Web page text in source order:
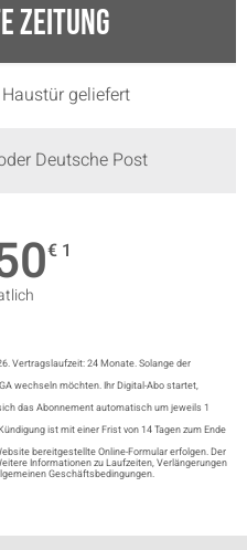
Zeitung
geliefert
Deutsche Post
€ 1
Vertragslaufzeit: 24 Monate. Solange der
wechseln möchten. Ihr Digital-Abo startet,
das Abonnement automatisch um jeweils 1
ist mit einer Frist von 14 Tagen zum Ende
bereitgestellte Online-Formular erfolgen. Der
Informationen zu Laufzeiten, Verlängerungen
Geschäftsbedingungen.